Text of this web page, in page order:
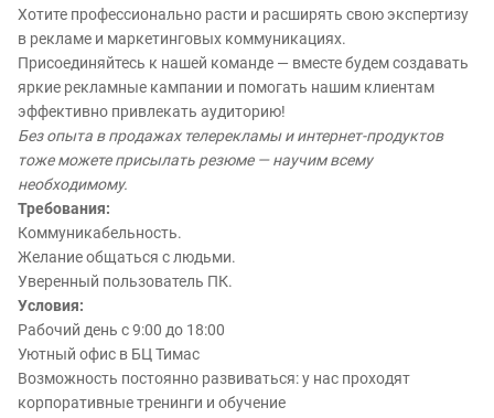
Хотите профессионально расти и расширять свою экспертизу
в рекламе и маркетинговых коммуникациях.
Присоединяйтесь к нашей команде — вместе будем создавать
яркие рекламные кампании и помогать нашим клиентам
эффективно привлекать аудиторию!
Без опыта в продажах телерекламы и интернет-продуктов
тоже можете присылать резюме — научим всему
необходимому.
Требования:
Коммуникабельность.
Желание общаться с людьми.
Уверенный пользователь ПК.
Условия:
Рабочий день с 9:00 до 18:00
Уютный офис в БЦ Тимас
Возможность постоянно развиваться: у нас проходят
корпоративные тренинги и обучение